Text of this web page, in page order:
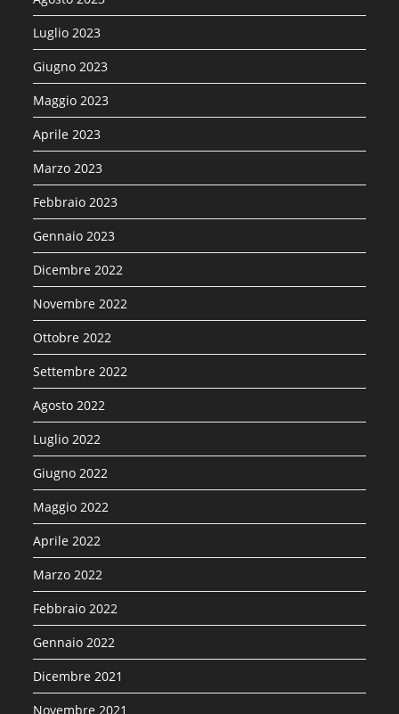
Luglio 2023
Giugno 2023
Maggio 2023
Aprile 2023
Marzo 2023
Febbraio 2023
Gennaio 2023
Dicembre 2022
Novembre 2022
Ottobre 2022
Settembre 2022
Agosto 2022
Luglio 2022
Giugno 2022
Maggio 2022
Aprile 2022
Marzo 2022
Febbraio 2022
Gennaio 2022
Dicembre 2021
Novembre 2021